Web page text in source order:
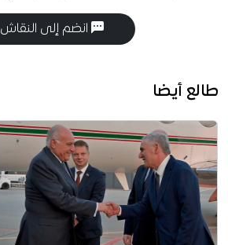
انضم إلى النقاش
طالع أيضا